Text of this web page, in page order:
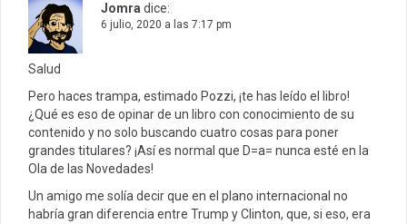
Jomra dice:
6 julio, 2020 a las 7:17 pm
Salud
Pero haces trampa, estimado Pozzi, ¡te has leído el libro!
¿Qué es eso de opinar de un libro con conocimiento de su
contenido y no solo buscando cuatro cosas para poner
grandes titulares? ¡Así es normal que D=a= nunca esté en la
Ola de las Novedades!
Un amigo me solía decir que en el plano internacional no
habría gran diferencia entre Trump y Clinton, que, si eso, era